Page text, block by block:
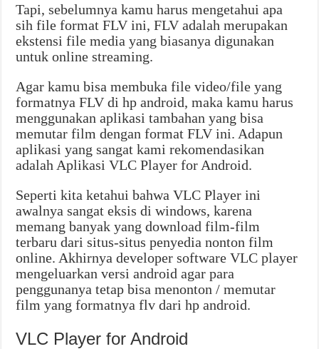
Tapi, sebelumnya kamu harus mengetahui apa
sih file format FLV ini, FLV adalah merupakan
ekstensi file media yang biasanya digunakan
untuk online streaming.
Agar kamu bisa membuka file video/file yang
formatnya FLV di hp android, maka kamu harus
menggunakan aplikasi tambahan yang bisa
memutar film dengan format FLV ini. Adapun
aplikasi yang sangat kami rekomendasikan
adalah Aplikasi VLC Player for Android.
Seperti kita ketahui bahwa VLC Player ini
awalnya sangat eksis di windows, karena
memang banyak yang download film-film
terbaru dari situs-situs penyedia nonton film
online. Akhirnya developer software VLC player
mengeluarkan versi android agar para
penggunanya tetap bisa menonton / memutar
film yang formatnya flv dari hp android.
VLC Player for Android